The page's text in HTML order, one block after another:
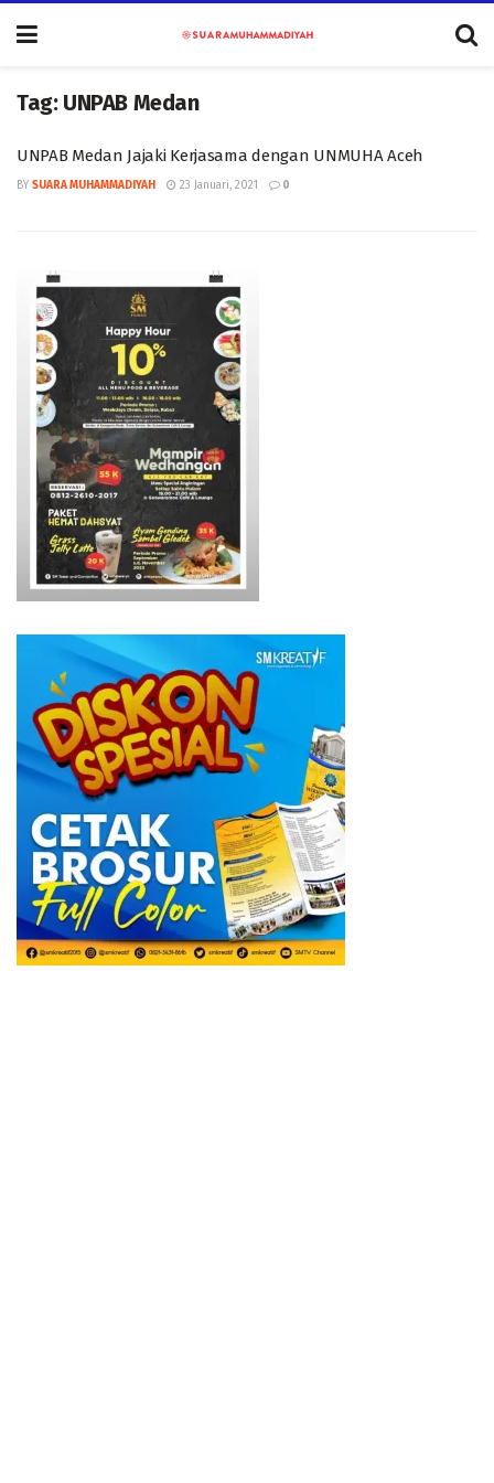
Tag: UNPAB Medan
UNPAB Medan Jajaki Kerjasama dengan UNMUHA Aceh
BY SUARA MUHAMMADIYAH 23 Januari, 2021 0